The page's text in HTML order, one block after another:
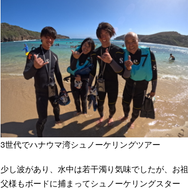
3世代でハナウマ湾シュノーケリングツアー
少し波があり、水中は若干濁り気味でしたが、お祖
父様もボードに捕まってシュノーケリングスター